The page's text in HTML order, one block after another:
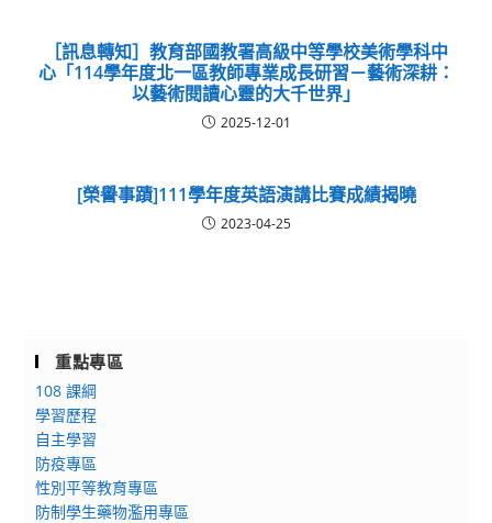
［訊息轉知］教育部國教署高級中等學校美術學科中
心「114學年度北一區教師專業成長研習－藝術深耕：
以藝術閱讀心靈的大千世界」
2025-12-01
[榮譽事蹟]111學年度英語演講比賽成績揭曉
2023-04-25
重點專區
108 課綱
學習歷程
自主學習
防疫專區
性別平等教育專區
防制學生藥物濫用專區